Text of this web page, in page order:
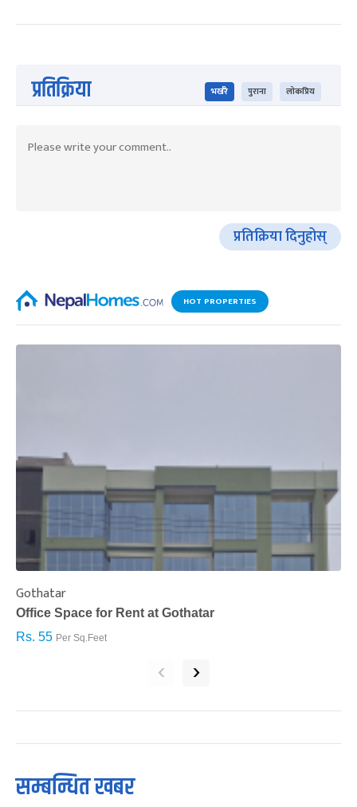
प्रतिक्रिया भर्खरै पुराना लोकप्रिय
प्रतिक्रिया दिनुहोस्
HOT PROPERTIES
Gothatar
Office Space for Rent at Gothatar
Rs. 55 Per Sq.Feet
‹ ›
सम्बन्धित खबर